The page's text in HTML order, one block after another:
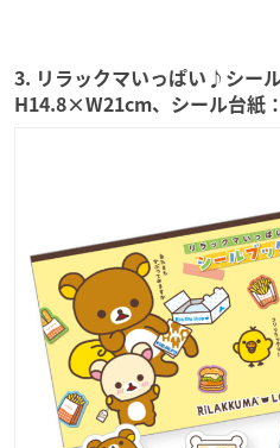
3. リラックマいっぱい♪シー
H14.8×W21cm、シール台紙